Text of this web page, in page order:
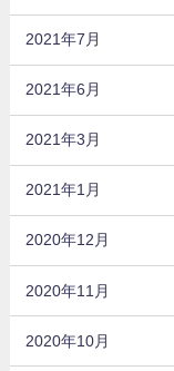
2021年7月
2021年6月
2021年3月
2021年1月
2020年12月
2020年11月
2020年10月